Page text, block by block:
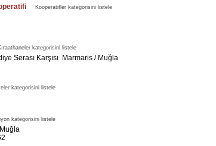
Kooperatifler kategorisini listele
kategorisini listele
Serası Karşısı Marmaris / Muğla
kategorisini listele
kategorisini listele